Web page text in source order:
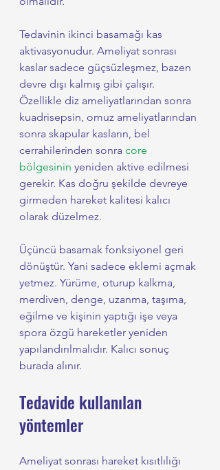
Tedavinin ikinci basamağı kas
aktivasyonudur. Ameliyat sonrası
kaslar sadece güçsüzleşmez, bazen
devre dışı kalmış gibi çalışır.
Özellikle diz ameliyatlarından sonra
kuadrisepsin, omuz ameliyatlarından
sonra skapular kasların, bel
cerrahilerinden sonra core
bölgesinin yeniden aktive edilmesi
gerekir. Kas doğru şekilde devreye
girmeden hareket kalitesi kalıcı
olarak düzelmez.
Üçüncü basamak fonksiyonel geri
dönüştür. Yani sadece eklemi açmak
yetmez. Yürüme, oturup kalkma,
merdiven, denge, uzanma, taşıma,
eğilme ve kişinin yaptığı işe veya
spora özgü hareketler yeniden
yapılandırılmalıdır. Kalıcı sonuç
burada alınır.
Tedavide kullanılan
yöntemler
Ameliyat sonrası hareket kısıtlılığı